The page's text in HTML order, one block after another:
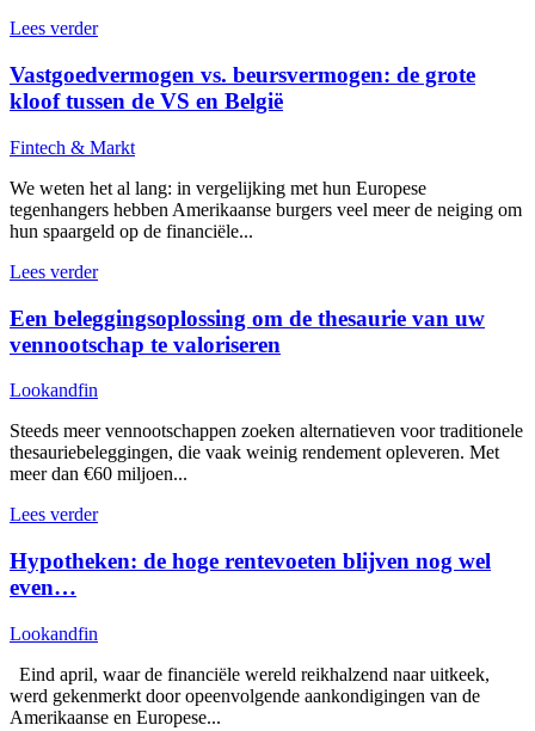
Lees verder
Vastgoedvermogen vs. beursvermogen: de grote
kloof tussen de VS en België
Fintech & Markt
We weten het al lang: in vergelijking met hun Europese
tegenhangers hebben Amerikaanse burgers veel meer de neiging om
hun spaargeld op de financiële...
Lees verder
Een beleggingsoplossing om de thesaurie van uw
vennootschap te valoriseren
Lookandfin
Steeds meer vennootschappen zoeken alternatieven voor traditionele
thesauriebeleggingen, die vaak weinig rendement opleveren. Met
meer dan €60 miljoen...
Lees verder
Hypotheken: de hoge rentevoeten blijven nog wel
even…
Lookandfin
Eind april, waar de financiële wereld reikhalzend naar uitkeek,
werd gekenmerkt door opeenvolgende aankondigingen van de
Amerikaanse en Europese...